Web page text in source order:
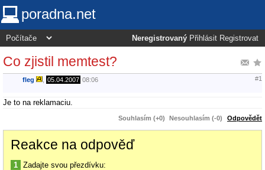
poradna.net
Neregistrovaný Přihlásit Registrovat
Co zjistil memtest?
fleg 05.04.2007 08:06 #1
Je to na reklamaciu.
Souhlasím (+0) Nesouhlasím (-0) Odpovědět
Reakce na odpověď
1 Zadajte svou přezdívku: